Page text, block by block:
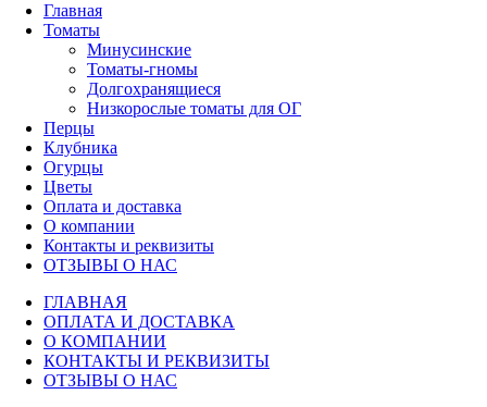
Главная
Томаты
Минусинские
Томаты-гномы
Долгохранящиеся
Низкорослые томаты для ОГ
Перцы
Клубника
Огурцы
Цветы
Оплата и доставка
О компании
Контакты и реквизиты
ОТЗЫВЫ О НАС
ГЛАВНАЯ
ОПЛАТА И ДОСТАВКА
О КОМПАНИИ
КОНТАКТЫ И РЕКВИЗИТЫ
ОТЗЫВЫ О НАС